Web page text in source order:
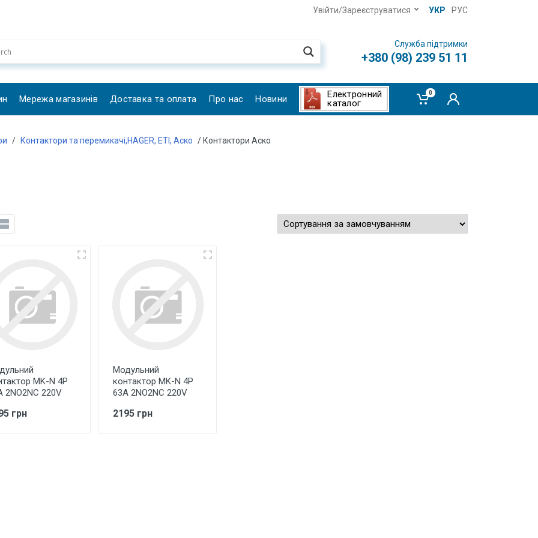
Увійти/Зареєструватися УКР РУС
Служба підтримки
+380 (98) 239 51 11
Мережа магазинів Доставка та оплата Про нас Новини
Електронний
каталог
0
/ Контактори та перемикачі,HAGER, ETI, Аско / Контактори Аско
MK-N 4P
2NO2NC 220V
грн
Модульний
контактор MK-N 4P
63A 2NO2NC 220V
2195 грн